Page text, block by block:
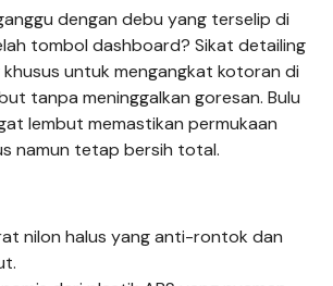
dengan debu yang terselip di
tombol dashboard? Sikat detailing
khusus untuk mengangkat kotoran di
tanpa meninggalkan goresan. Bulu
lembut memastikan permukaan
namun tetap bersih total.
nilon halus yang anti-rontok dan